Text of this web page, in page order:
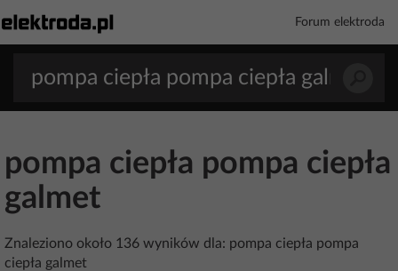
Forum elektroda
pompa ciepła pompa ciepła
galmet
Znaleziono około 136 wyników dla: pompa ciepła pompa
ciepła galmet